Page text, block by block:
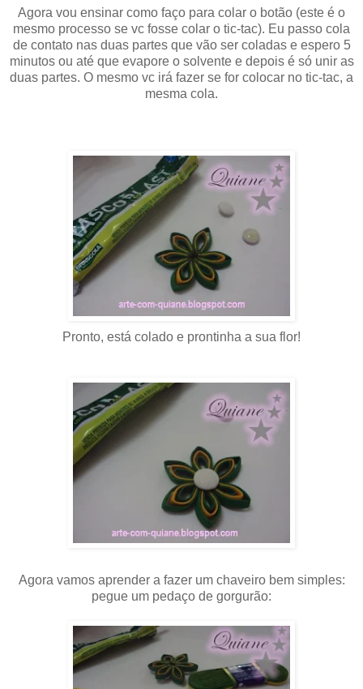
Agora vou ensinar como faço para colar o botão (este é o
mesmo processo se vc fosse colar o tic-tac). Eu passo cola
de contato nas duas partes que vão ser coladas e espero 5
minutos ou até que evapore o solvente e depois é só unir as
duas partes. O mesmo vc irá fazer se for colocar no tic-tac, a
mesma cola.
Pronto, está colado e prontinha a sua flor!
Agora vamos aprender a fazer um chaveiro bem simples:
pegue um pedaço de gorgurão: